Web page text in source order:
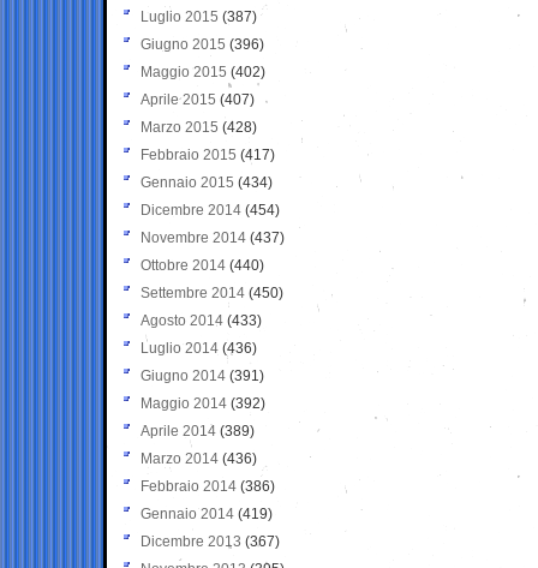
Luglio 2015 (387)
Giugno 2015 (396)
Maggio 2015 (402)
Aprile 2015 (407)
Marzo 2015 (428)
Febbraio 2015 (417)
Gennaio 2015 (434)
Dicembre 2014 (454)
Novembre 2014 (437)
Ottobre 2014 (440)
Settembre 2014 (450)
Agosto 2014 (433)
Luglio 2014 (436)
Giugno 2014 (391)
Maggio 2014 (392)
Aprile 2014 (389)
Marzo 2014 (436)
Febbraio 2014 (386)
Gennaio 2014 (419)
Dicembre 2013 (367)